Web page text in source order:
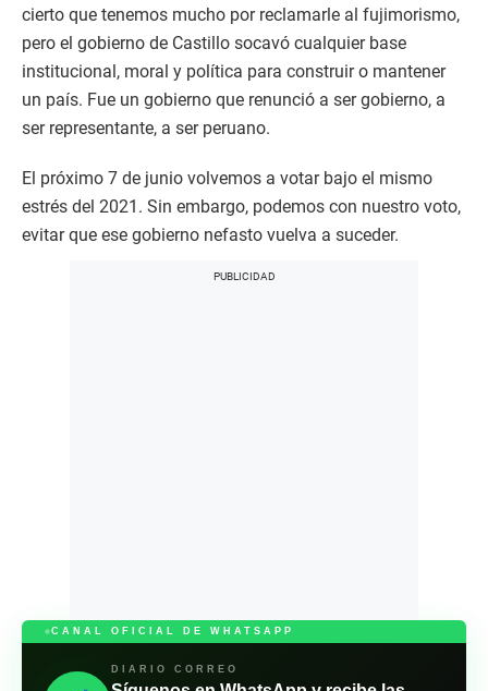
cierto que tenemos mucho por reclamarle al fujimorismo,
pero el gobierno de Castillo socavó cualquier base
institucional, moral y política para construir o mantener
un país. Fue un gobierno que renunció a ser gobierno, a
ser representante, a ser peruano.
El próximo 7 de junio volvemos a votar bajo el mismo
estrés del 2021. Sin embargo, podemos con nuestro voto,
evitar que ese gobierno nefasto vuelva a suceder.
CANAL OFICIAL DE WHATSAPP
DIARIO CORREO